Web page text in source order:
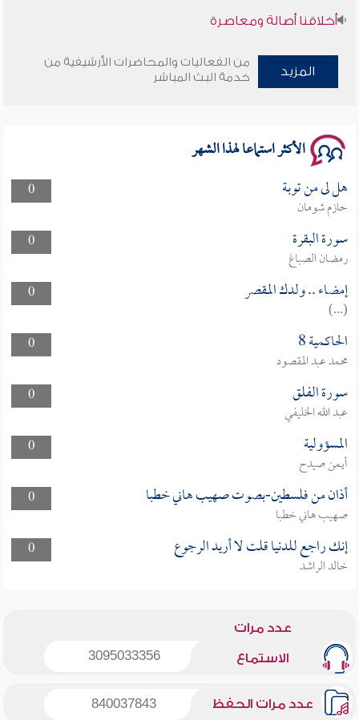
أخلاقنا أصالة ومعاصرة
وأمنهم من خوف 9
المزيد
من الفعاليات والمحاضرات الأرشيفية من
خدمة البث المباشر
الأكثر استماعا لهذا الشهر
0 هل لى من توبة
حازم شومان
0
سورة البقرة
رمضان الصباغ
0
إمضاء .. ولدك المقصر
(...)
0
الحاكمية 8
محمد عبد المقصود
0
سورة الفلق
عبد الله الخليفي
0
المسؤولية
أيمن صيدح
0
أذان من فلسطين-بصوت صهيب هاني خطبا
صهيب هاني خطبا
0
إنك راجع للدنيا قلت لا أريد الرجوع
خالد الراشد
عدد مرات
الاستماع 3095033356
عدد مرات الحفظ 840037843